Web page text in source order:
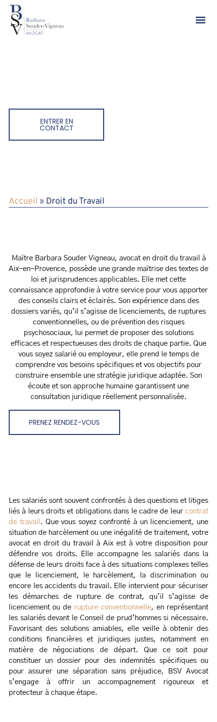
ENTRER EN
CONTACT
Accueil » Droit du Travail
Maître Barbara Souder Vigneau, avocat en droit du travail à
Aix-en-Provence, possède une grande maîtrise des textes de
loi et jurisprudences applicables. Elle met cette
connaissance approfondie à votre service pour vous apporter
des conseils clairs et éclairés. Son expérience dans des
dossiers variés, qu’il s’agisse de licenciements, de ruptures
conventionnelles, ou de prévention des risques
psychosociaux, lui permet de proposer des solutions
efficaces et respectueuses des droits de chaque partie. Que
vous soyez salarié ou employeur, elle prend le temps de
comprendre vos besoins spécifiques et vos objectifs pour
construire ensemble une stratégie juridique adaptée. Son
écoute et son approche humaine garantissent une
consultation juridique réellement personnalisée.
PRENEZ RENDEZ-VOUS
Les salariés sont souvent confrontés à des questions et litiges
liés à leurs droits et obligations dans le cadre de leurcontrat
de travail . Que vous soyez confronté à un licenciement, une
situation de harcèlement ou une inégalité de traitement, votre
avocat en droit du travail à Aix est à votre disposition pour
défendre vos droits. Elle accompagne les salariés dans la
défense de leurs droits face à des situations complexes telles
que le licenciement, le harcèlement, la discrimination ou
encore les accidents du travail. Elle intervient pour sécuriser
les démarches de rupture de contrat, qu’il s’agisse de
licenciement ou de rupture conventionnelle, en représentant
les salariés devant le Conseil de prud’hommes si nécessaire.
Favorisant des solutions amiables, elle veille à obtenir des
conditions financières et juridiques justes, notamment en
matière de négociations de départ. Que ce soit pour
constituer un dossier pour des indemnités spécifiques ou
pour assurer une séparation sans préjudice, BSV Avocat
s’engage à offrir un accompagnement rigoureux et
protecteur à chaque étape.